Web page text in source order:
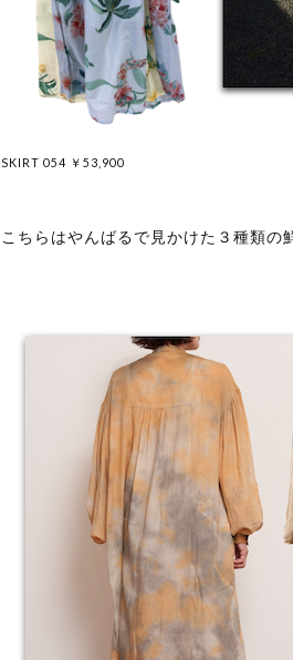
SKIRT 054 ￥53,900
こちらはやんばるで見かけた３種類の